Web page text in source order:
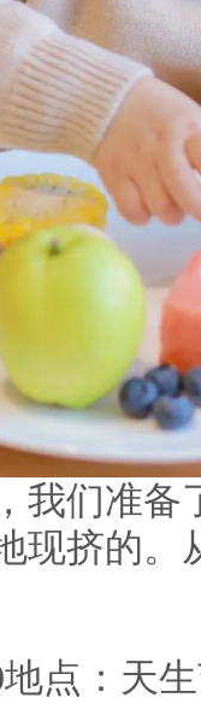
们准备
现挤的。
点：天生